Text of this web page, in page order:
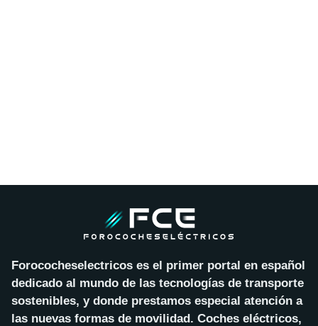
Forococheselectricos es el primer portal en español
dedicado al mundo de las tecnologías de transporte
sostenibles, y donde prestamos especial atención a
las nuevas formas de movilidad. Coches eléctricos,